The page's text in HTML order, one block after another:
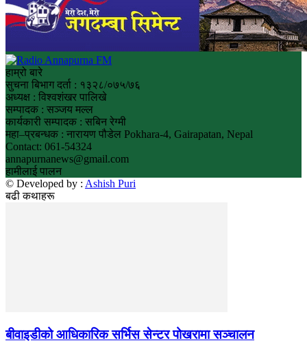
हाम्रो बारे
सुचना बिभाग दर्ता : १३२८/०७५/७६
अध्यक्ष : विश्वशंखर पालिखे
सम्पादक : सञ्जय मल्ल
कार्यकारी सम्पादक : सबिन रेग्मी
महा–प्रबन्धक : नारायण पौडेल Pokhara-4, Gairapatan, Nepal
Contact: 061-54324
annapurnanews@gmail.com
हामीलाई पालन
© Developed by : Ashish Puri
बढी कथाहरू
बीवाइडीको आधिकारिक सर्भिस सेन्टर पोखरामा सञ्चालन